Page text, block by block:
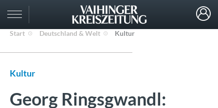
Start Deutschland & Welt Kultur
Kultur
Georg Ringsgwandl: